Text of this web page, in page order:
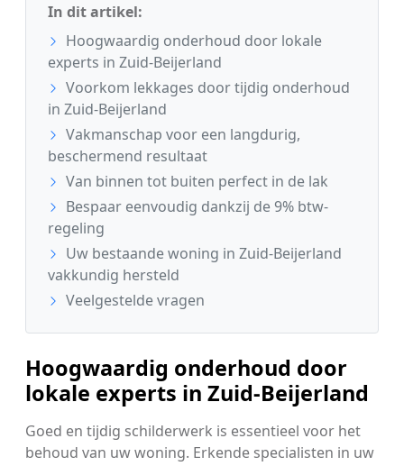
In dit artikel:
Hoogwaardig onderhoud door lokale
experts in Zuid-Beijerland
Voorkom lekkages door tijdig onderhoud
in Zuid-Beijerland
Vakmanschap voor een langdurig,
beschermend resultaat
Van binnen tot buiten perfect in de lak
Bespaar eenvoudig dankzij de 9% btw-
regeling
Uw bestaande woning in Zuid-Beijerland
vakkundig hersteld
Veelgestelde vragen
Hoogwaardig onderhoud door
lokale experts in Zuid-Beijerland
Goed en tijdig schilderwerk is essentieel voor het
behoud van uw woning. Erkende specialisten in uw